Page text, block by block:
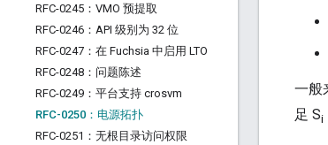
RFC-0245：VMO 预提取
RFC-0246：API 级别为 32 位
RFC-0247：在 Fuchsia 中启用 LTO
RFC-0248：问题陈述
RFC-0249：平台支持 crosvm
RFC-0250：电源拓扑
RFC-0251：无根目录访问权限
一般
足 Si